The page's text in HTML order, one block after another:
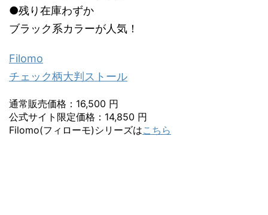
●残り在庫わずか
ブラック系カラーが人気！
Filomo
チェック柄大判ストール
通常販売価格：16,500 円
公式サイト限定価格：14,850 円
Filomo(フィローモ)シリーズはこちら